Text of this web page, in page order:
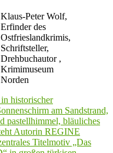
Klaus-Peter Wolf,
Erfinder des
Ostfrieslandkrimis,
Schriftsteller,
Drehbuchautor ,
Krimimuseum
Norden